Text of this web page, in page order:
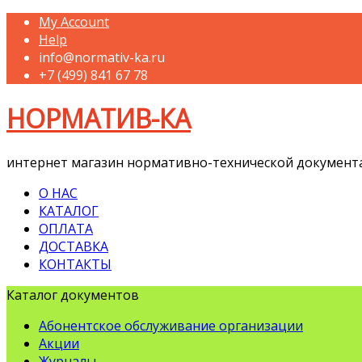
My Account
Help
info@normativ-ka.ru
+7 (499) 841 67 78
НОРМАТИВ-КА
интернет магазин нормативно-технической
О НАС
КАТАЛОГ
ОПЛАТА
ДОСТАВКА
КОНТАКТЫ
Каталог документов
Абонентское обслуживание организации
Акции